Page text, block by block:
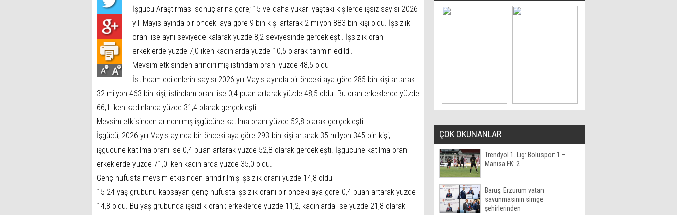
İşgücü Araştırması sonuçlarına göre; 15 ve daha yukarı yaştaki kişilerde işsiz sayısı 2026
yılı Mayıs ayında bir önceki aya göre 9 bin kişi artarak 2 milyon 883 bin kişi oldu. İşsizlik
oranı ise aynı seviyede kalarak yüzde 8,2 seviyesinde gerçekleşti. İşsizlik oranı
erkeklerde yüzde 7,0 iken kadınlarda yüzde 10,5 olarak tahmin edildi.
Mevsim etkisinden arındırılmış istihdam oranı yüzde 48,5 oldu
İstihdam edilenlerin sayısı 2026 yılı Mayıs ayında bir önceki aya göre 285 bin kişi artarak
32 milyon 463 bin kişi, istihdam oranı ise 0,4 puan artarak yüzde 48,5 oldu. Bu oran erkeklerde yüzde
66,1 iken kadınlarda yüzde 31,4 olarak gerçekleşti.
Mevsim etkisinden arındırılmış işgücüne katılma oranı yüzde 52,8 olarak gerçekleşti
İşgücü, 2026 yılı Mayıs ayında bir önceki aya göre 293 bin kişi artarak 35 milyon 345 bin kişi,
işgücüne katılma oranı ise 0,4 puan artarak yüzde 52,8 olarak gerçekleşti. İşgücüne katılma oranı
erkeklerde yüzde 71,0 iken kadınlarda yüzde 35,0 oldu.
Genç nüfusta mevsim etkisinden arındırılmış işsizlik oranı yüzde 14,8 oldu
15-24 yaş grubunu kapsayan genç nüfusta işsizlik oranı bir önceki aya göre 0,4 puan artarak yüzde
14,8 oldu. Bu yaş grubunda işsizlik oranı; erkeklerde yüzde 11,2, kadınlarda ise yüzde 21,8 olarak
ÇOK OKUNANLAR
Trendyol 1. Lig: Boluspor: 1 –
Manisa FK: 2
Baruş: Erzurum vatan
savunmasının simge
şehirlerinden